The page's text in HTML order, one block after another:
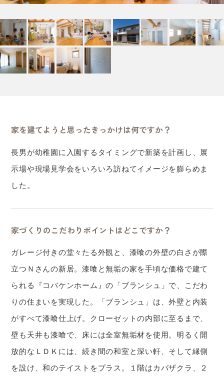
家を建てようと思ったきっかけは何ですか？
長男が幼稚園に入園するタイミングで新築を計画し、展
示場や現場見学会をいろいろ訪ねてイメージを膨らめま
した。
家づくりのこだわりポイントはどこですか？
ガレージ付きの堂々たる外観と、漆喰の外壁の白さが際
立つＮさんの新居。漆喰と無垢の家を手頃な価格で建て
られる『コバケンホーム』の「ブランシュ」で、こだわ
りの住まいを実現した。「ブランシュ」は、外壁と内装
がすべて漆喰仕上げ。クローゼットの内部に至るまで、
壁も天井も漆喰で、床には全室無垢材を使用。明るく開
放的なＬＤＫには、続き間の和室と深い軒、そして縁側
を設け、和のテイストをプラス。１階はカバザクラ、２